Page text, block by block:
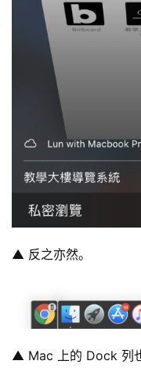
▲ 反之亦然。
▲ Mac 上的 Dock 列